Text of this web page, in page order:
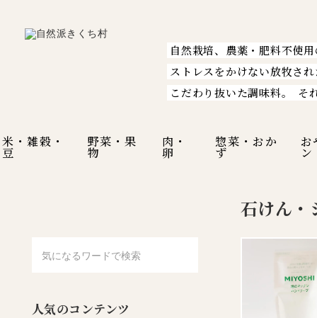
自然栽培、農薬・肥料不使
ストレスをかけない放牧さ
こだわり抜いた調味料。
そ
米・雑穀・
豆
野菜・果
物
肉・
卵
惣菜・おか
ず
お
ン
石けん・
人気のコンテンツ